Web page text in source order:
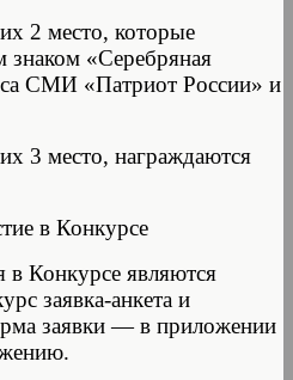
2 место, которые
знаком «Серебряная
СМИ «Патриот России» и
3 место, награждаются
в Конкурсе
в Конкурсе являются
заявка-анкета и
заявки — в приложении